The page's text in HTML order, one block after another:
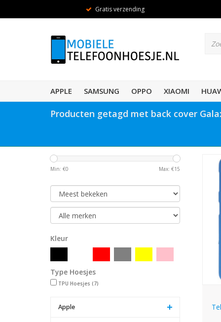
Gratis verzending
APPLE SAMSUNG OPPO XIAOMI
Producten getagd met back cover
Min: €0 Max: €15
Kleur
Type Hoesjes
TPU Hoesjes (7)
Apple